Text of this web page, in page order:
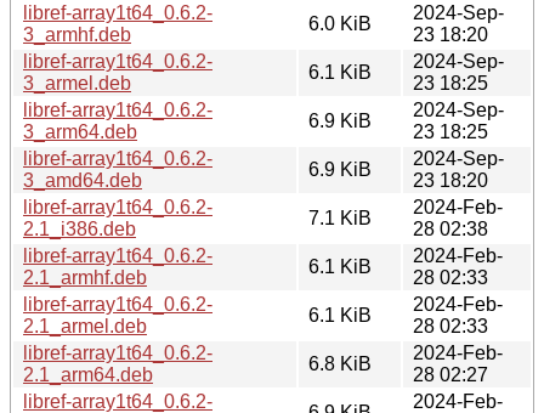
libref-array1t64_0.6.2-
3_armhf.deb
6.0 KiB
2024-Sep-
23 18:20
libref-array1t64_0.6.2-
3_armel.deb
6.1 KiB
2024-Sep-
23 18:25
libref-array1t64_0.6.2-
3_arm64.deb
6.9 KiB
2024-Sep-
23 18:25
libref-array1t64_0.6.2-
3_amd64.deb
6.9 KiB
2024-Sep-
23 18:20
libref-array1t64_0.6.2-
2.1_i386.deb
7.1 KiB
2024-Feb-
28 02:38
libref-array1t64_0.6.2-
2.1_armhf.deb
6.1 KiB
2024-Feb-
28 02:33
libref-array1t64_0.6.2-
2.1_armel.deb
6.1 KiB
2024-Feb-
28 02:33
libref-array1t64_0.6.2-
2.1_arm64.deb
6.8 KiB
2024-Feb-
28 02:27
libref-array1t64_0.6.2-
2024-Feb-